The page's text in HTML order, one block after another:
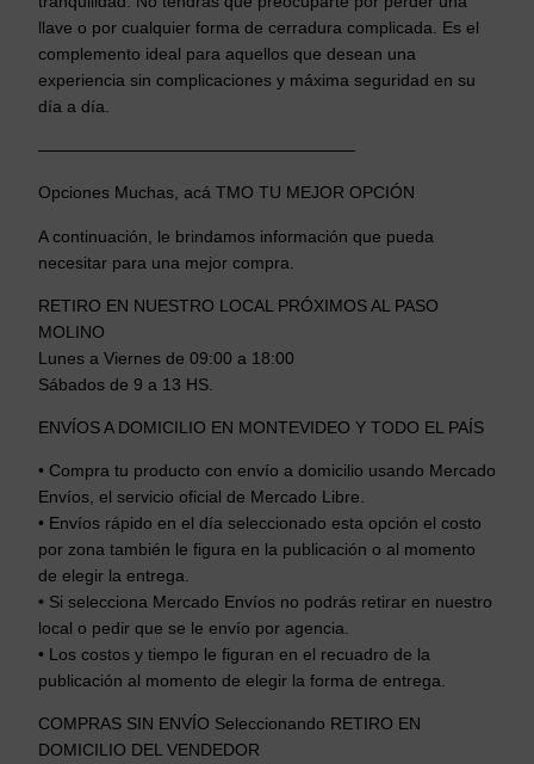
i
l
e
O
M
o
t
A
t
o
o
t
i
llave o por cualquier forma de cerradura complicada. Es el
complemento ideal para aquellos que desean una
experiencia sin complicaciones y máxima seguridad en su
día a día.
———————————————————
Opciones Muchas, acá TMO TU MEJOR OPCIÓN
A continuación, le brindamos información que pueda
necesitar para una mejor compra.
RETIRO EN NUESTRO LOCAL PRÓXIMOS AL PASO
MOLINO
Lunes a Viernes de 09:00 a 18:00
Sábados de 9 a 13 HS.
ENVÍOS A DOMICILIO EN MONTEVIDEO Y TODO EL PAÍS
• Compra tu producto con envío a domicilio usando Mercado
Envíos, el servicio oficial de Mercado Libre.
• Envíos rápido en el día seleccionado esta opción el costo
por zona también le figura en la publicación o al momento
de elegir la entrega.
• Si selecciona Mercado Envíos no podrás retirar en nuestro
local o pedir que se le envío por agencia.
• Los costos y tiempo le figuran en el recuadro de la
publicación al momento de elegir la forma de entrega.
COMPRAS SIN ENVÍO Seleccionando RETIRO EN
DOMICILIO DEL VENDEDOR